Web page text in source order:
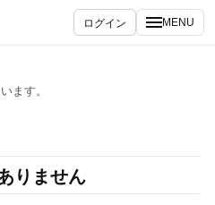
ログイン MENU
ます。
りません